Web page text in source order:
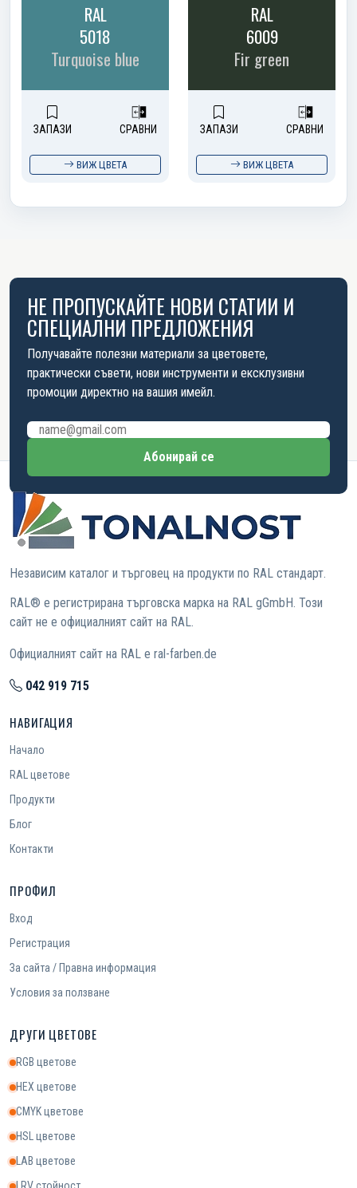
RAL
5018
Turquoise blue
ЗАПАЗИ СРАВНИ
ВИЖ ЦВЕТА
RAL
6009
Fir green
ЗАПАЗИ СРАВНИ
ВИЖ ЦВЕТА
НЕ ПРОПУСКАЙТЕ НОВИ СТАТИИ И
СПЕЦИАЛНИ ПРЕДЛОЖЕНИЯ
Получавайте полезни материали за цветовете,
практически съвети, нови инструменти и ексклузивни
промоции директно на вашия имейл.
Имейл адрес
Абонирай се
Независим каталог и търговец на продукти по RAL стандарт.
RAL® е регистрирана търговска марка на RAL gGmbH. Този
сайт не е официалният сайт на RAL.
Официалният сайт на RAL е ral-farben.de
042 919 715
НАВИГАЦИЯ
Начало
RAL цветове
Продукти
Блог
Контакти
ПРОФИЛ
Вход
Регистрация
За сайта / Правна информация
Условия за ползване
ДРУГИ ЦВЕТОВЕ
RGB цветове
HEX цветове
CMYK цветове
HSL цветове
LAB цветове